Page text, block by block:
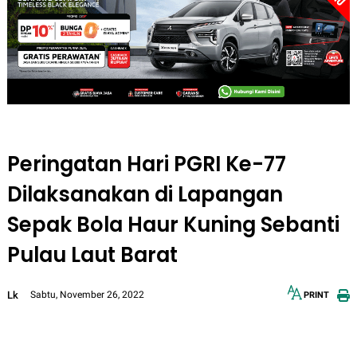
Peringatan Hari PGRI Ke-77
Dilaksanakan di Lapangan
Sepak Bola Haur Kuning Sebanti
Pulau Laut Barat
Lk Sabtu, November 26, 2022 PRINT